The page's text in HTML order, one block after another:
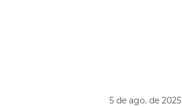
5 de ago. de 2025